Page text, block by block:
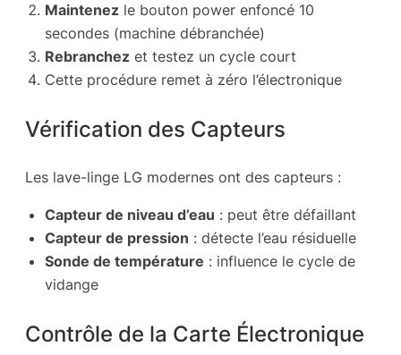
Maintenez le bouton power enfoncé 10
secondes (machine débranchée)
Rebranchez et testez un cycle court
Cette procédure remet à zéro l’électronique
Vérification des Capteurs
Les lave-linge LG modernes ont des capteurs :
Capteur de niveau d’eau : peut être défaillant
Capteur de pression : détecte l’eau résiduelle
Sonde de température : influence le cycle de
vidange
Contrôle de la Carte Électronique